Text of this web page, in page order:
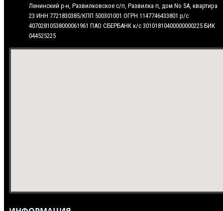
Ленинский р-н, Развилковское с/п, Развилка п, дом No 5А, квартира
23 ИНН 7721830385/КПП 500301001 ОГРН 1147746433801 р/с
40702810538000061961 ПАО СБЕРБАНК к/с 30101810400000000225 БИК
044525225